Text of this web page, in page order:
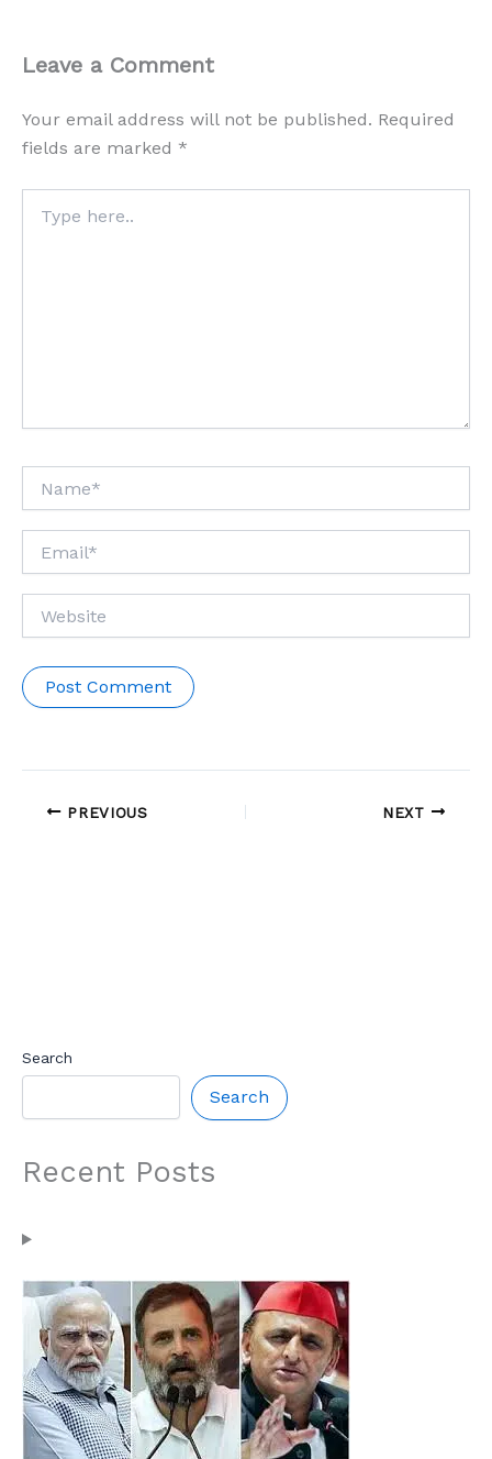
Leave a Comment
Your email address will not be published. Required
fields are marked *
here..
PREVIOUS NEXT
Search
Search
Recent Posts